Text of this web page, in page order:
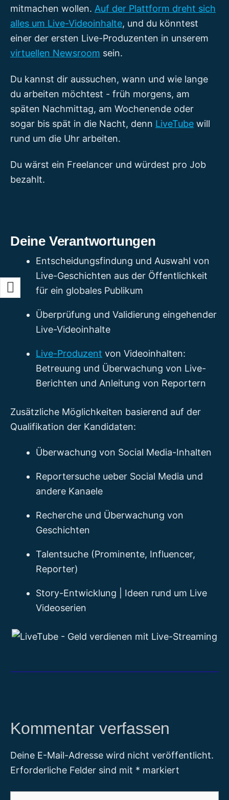
mitmachen wollen. Auf der Plattform dreht sich
alles um Live-Videoinhalte, und du könntest
einer der ersten Live-Produzenten in unserem
virtuellen Newsroom sein.
Du kannst dir aussuchen, wann und wie lange
du arbeiten möchtest - früh morgens, am
späten Nachmittag, am Wochenende oder
sogar bis spät in die Nacht, denn LiveTube will
rund um die Uhr arbeiten.
Du wärst ein Freelancer und würdest pro Job
bezahlt.
Deine Verantwortungen
Entscheidungsfindung und Auswahl von
Live-Geschichten aus der Öffentlichkeit
für ein globales Publikum
Überprüfung und Validierung eingehender
Live-Videoinhalte
Live-Produzent von Videoinhalten:
Betreuung und Überwachung von Live-
Berichten und Anleitung von Reportern
Zusätzliche Möglichkeiten basierend auf der
Qualifikation der Kandidaten:
Überwachung von Social Media-Inhalten
Reportersuche ueber Social Media und
andere Kanaele
Recherche und Überwachung von
Geschichten
Talentsuche (Prominente, Influencer,
Reporter)
Story-Entwicklung | Ideen rund um Live
Videoserien
Kommentar verfassen
Deine E-Mail-Adresse wird nicht veröffentlicht.
Erforderliche Felder sind mit * markiert